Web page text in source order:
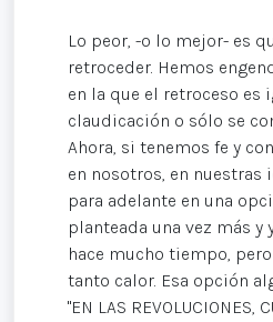
Lo peor, -o lo mejor- es
retroceder. Hemos
en la que el retroceso es
claudicación o sólo se
Ahora, si tenemos fe y
en nosotros, en nuestras
para adelante en una
planteada una vez más y
hace mucho tiempo,
tanto calor. Esa opción
"EN LAS REVOLUCIONES,